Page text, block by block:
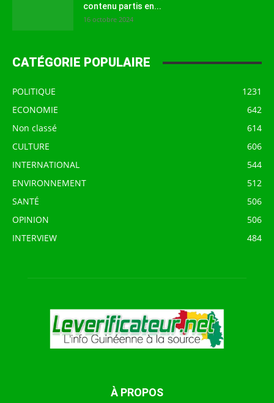
contenu partis en...
16 octobre 2024
CATÉGORIE POPULAIRE
POLITIQUE
1231
ECONOMIE
642
Non classé
614
CULTURE
606
INTERNATIONAL
544
ENVIRONNEMENT
512
SANTÉ
506
OPINION
506
INTERVIEW
484
À PROPOS